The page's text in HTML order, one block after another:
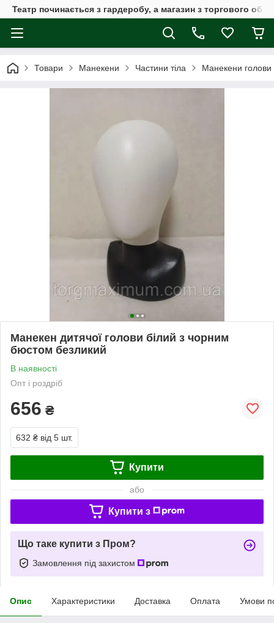
Театр починається з гардеробу, а магазин з торгового
Товари Манекени Частини тіла Манекени голови
Манекен дитячої голови білий з чорним
бюстом безликий
В наявності
Опт і роздріб
656 ₴
632 ₴ від 5 шт.
Купити
або
Купити з
Що таке купити з Пром?
Замовлення під захистом
Опис Характеристики Доставка Оплата Умови